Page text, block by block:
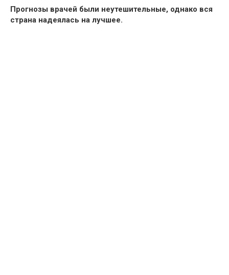
Прогнозы врачей были неутешительные, однако вся
страна надеялась на лучшее.